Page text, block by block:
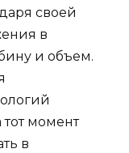
своей
в
и объем.
момент
в